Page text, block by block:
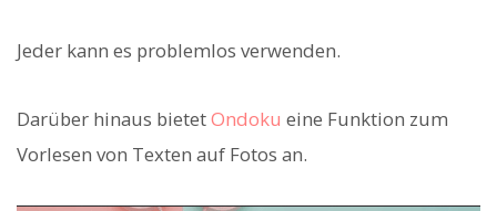
Jeder kann es problemlos verwenden.
Darüber hinaus bietetOndoku eine Funktion zum
Vorlesen von Texten auf Fotos an.